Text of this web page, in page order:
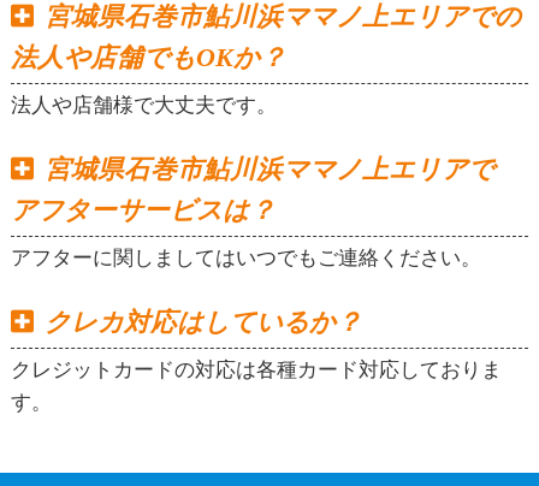
宮城県石巻市鮎川浜ママノ上エリアでの
法人や店舗でもOKか？
法人や店舗様で大丈夫です。
宮城県石巻市鮎川浜ママノ上エリアで
アフターサービスは？
アフターに関しましてはいつでもご連絡ください。
クレカ対応はしているか？
クレジットカードの対応は各種カード対応しておりま
す。